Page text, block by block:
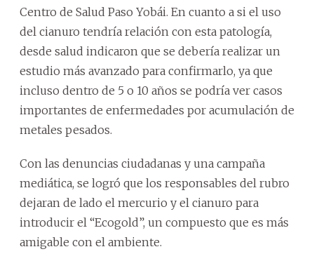
Centro de Salud Paso Yobái. En cuanto a si el uso
del cianuro tendría relación con esta patología,
desde salud indicaron que se debería realizar un
estudio más avanzado para confirmarlo, ya que
incluso dentro de 5 o 10 años se podría ver casos
importantes de enfermedades por acumulación de
metales pesados.
Con las denuncias ciudadanas y una campaña
mediática, se logró que los responsables del rubro
dejaran de lado el mercurio y el cianuro para
introducir el “Ecogold”, un compuesto que es más
amigable con el ambiente.